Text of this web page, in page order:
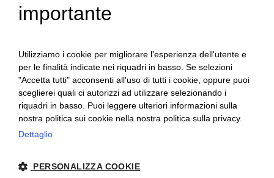
Ceretto Aziende Vitivinicole S.r.l. | Strada
Cassiano, 34 | 12051 Alba (CN) | Tel.
importante
Utilizziamo i cookie per migliorare l'esperienza dell'utente e
per le finalità indicate nei riquadri in basso. Se selezioni
"Accetta tutti" acconsenti all'uso di tutti i cookie, oppure puoi
sceglierei quali ci autorizzi ad utilizzare selezionando i
riquadri in basso. Puoi leggere ulteriori informazioni sulla
nostra politica sui cookie nella nostra politica sulla privacy.
Dettaglio
PERSONALIZZA COOKIE